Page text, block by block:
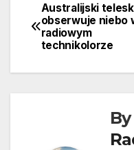
wpisu
Australijski
obserwuje niebo
radiowym
technikolorze
By